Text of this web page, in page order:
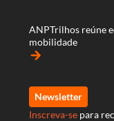
ANPTrilhos reúne
mobilidade
arrow_forward
Newsletter
Inscreva-se para